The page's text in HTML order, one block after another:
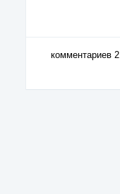
комментариев 2